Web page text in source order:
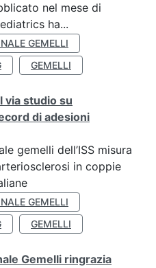
nel mese di
ha...
GEMELLI
GEMELLI
via studio su
di adesioni
gemelli dell’ISS misura
in coppie
GEMELLI
GEMELLI
Gemelli ringrazia